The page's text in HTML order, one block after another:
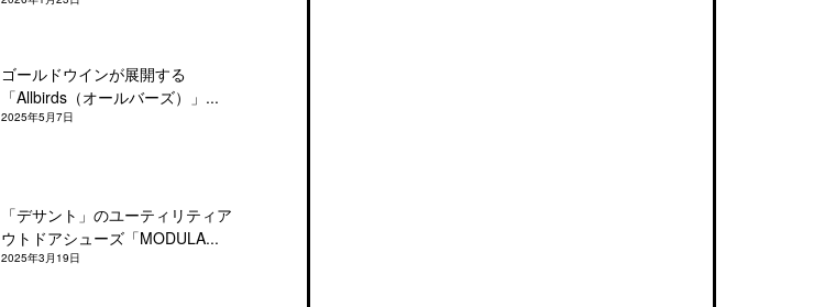
ゴールドウインが展開する
「Allbirds（オールバーズ）」...
2025年5月7日
「デサント」のユーティリティア
ウトドアシューズ「MODULA...
2025年3月19日